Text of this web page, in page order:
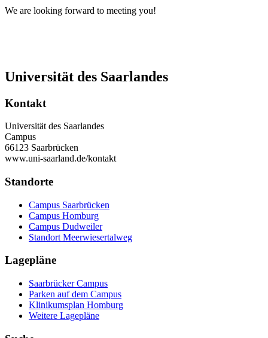
We are looking forward to meeting you!
Universität des Saarlandes
Kontakt
Universität des Saarlandes
Campus
66123 Saarbrücken
www.uni-saarland.de/kontakt
Standorte
Campus Saarbrücken
Campus Homburg
Campus Dudweiler
Standort Meerwiesertalweg
Lagepläne
Saarbrücker Campus
Parken auf dem Campus
Klinikumsplan Homburg
Weitere Lagepläne